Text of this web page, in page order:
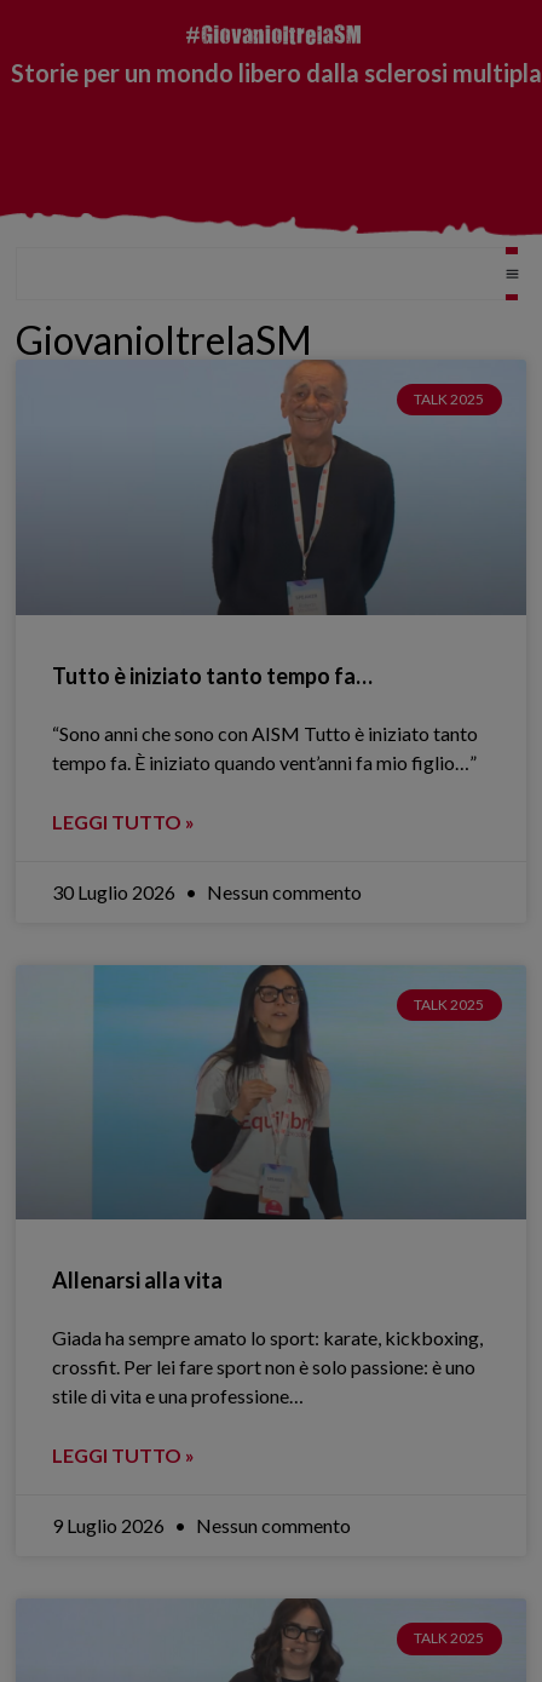
Storie per un mondo libero dalla sclerosi multipla
GiovanioltrelaSM
TALK 2025
Tutto è iniziato tanto tempo fa…
“Sono anni che sono con AISM Tutto è iniziato tanto
tempo fa. È iniziato quando vent’anni fa mio figlio…”
LEGGI TUTTO »
30 Luglio 2026 Nessun commento
TALK 2025
Allenarsi alla vita
Giada ha sempre amato lo sport: karate, kickboxing,
crossfit. Per lei fare sport non è solo passione: è uno
stile di vita e una professione…
LEGGI TUTTO »
9 Luglio 2026 Nessun commento
TALK 2025